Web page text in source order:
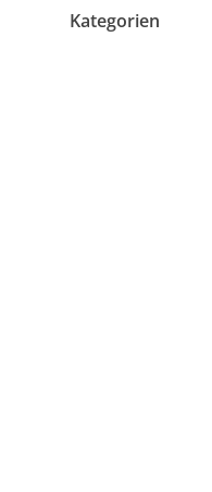
Kategorien